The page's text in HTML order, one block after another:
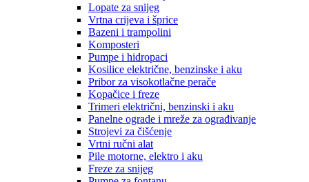
Lopate za snijeg
Vrtna crijeva i šprice
Bazeni i trampolini
Komposteri
Pumpe i hidropaci
Kosilice električne, benzinske i aku
Pribor za visokotlačne perače
Kopačice i freze
Trimeri električni, benzinski i aku
Panelne ograde i mreže za ograđivanje
Strojevi za čišćenje
Vrtni ručni alat
Pile motorne, elektro i aku
Freze za snijeg